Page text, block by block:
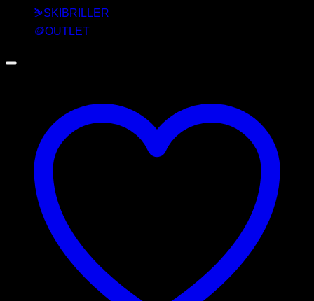
⛷️SKIBRILLER
🪙OUTLET